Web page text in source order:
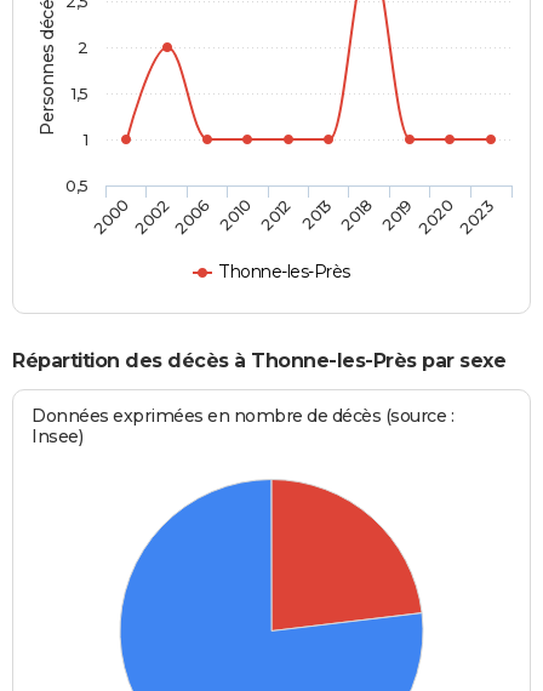
Personnes décédées
Thonne-les-Près
200020022006 2010 2012 2013 2018 201920202023
0,5
1
1,5
2
Répartition des décès à Thonne-les-Près par sexe
Données exprimées en nombre de décès (source :
Insee)